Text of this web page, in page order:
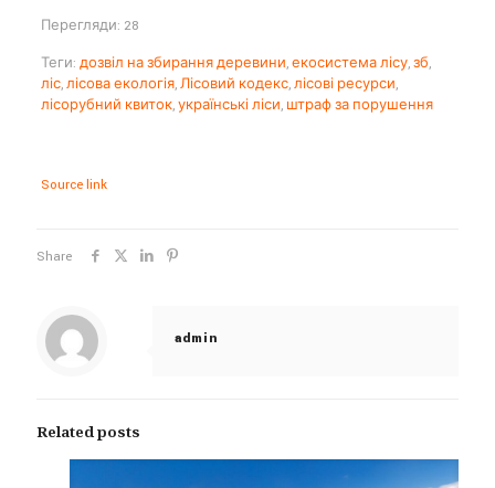
Перегляди: 28
Теги: дозвіл на збирання деревини,екосистема лісу,зб,
ліс,лісова екологія,Лісовий кодекс,лісові ресурси,
лісорубний квиток,українські ліси, штраф за порушення
Source link
Share
admin
Related posts